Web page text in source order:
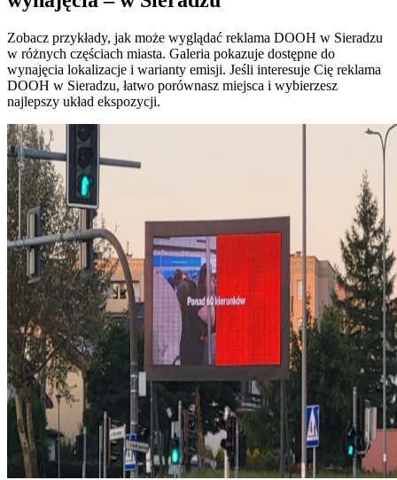
Zobacz przykłady, jak może wyglądać reklama DOOH w Sieradzu
w różnych częściach miasta. Galeria pokazuje dostępne do
wynajęcia lokalizacje i warianty emisji. Jeśli interesuje Cię reklama
DOOH w Sieradzu, łatwo porównasz miejsca i wybierzesz
najlepszy układ ekspozycji.